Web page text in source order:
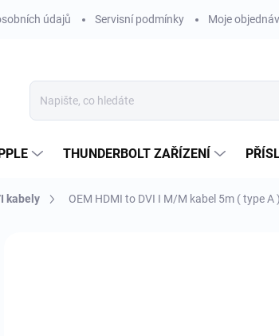
údajů Servisní podmínky Moje
THUNDERBOLT ZAŘÍZENÍ
kabely OEM HDMI to DVI I M/M kabel 5m ( type A